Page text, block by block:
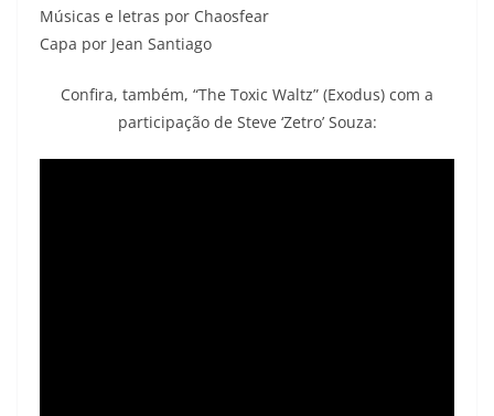
Músicas e letras por Chaosfear
Capa por Jean Santiago
Confira, também, “The Toxic Waltz” (Exodus) com a
participação de Steve ‘Zetro’ Souza: